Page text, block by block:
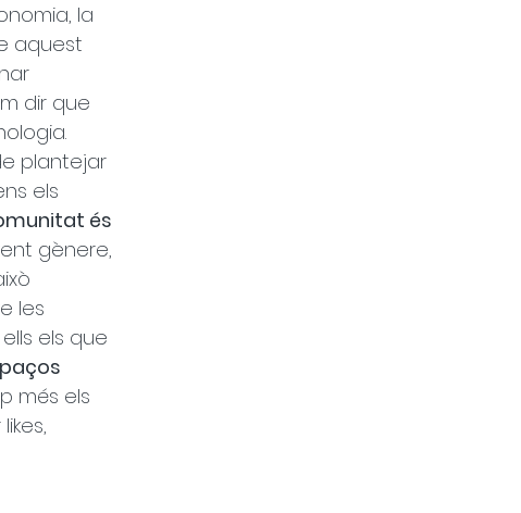
la
aquest
dir que
plantejar
els
és
gènere,
les
els que
més els